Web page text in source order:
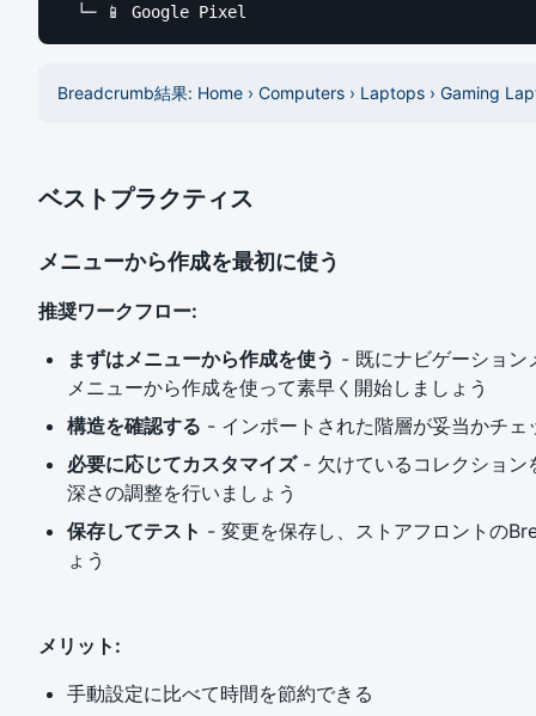
  └─ 📱 Google Pixel
Breadcrumb結果: Home › Computers › Laptops › Gaming
ベストプラクティス
メニューから作成を最初に使う
推奨ワークフロー:
まずはメニューから作成を使う - 既にナビゲーション
メニューから作成を使って素早く開始しましょう
構造を確認する - インポートされた階層が妥当かチェ
必要に応じてカスタマイズ- 欠けているコレクション
深さの調整を行いましょう
保存してテスト - 変更を保存し、ストアフロントの
ょう
メリット:
手動設定に比べて時間を節約できる